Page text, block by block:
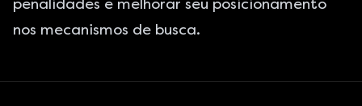
penalidades e melhorar seu posicionamento
nos mecanismos de busca.